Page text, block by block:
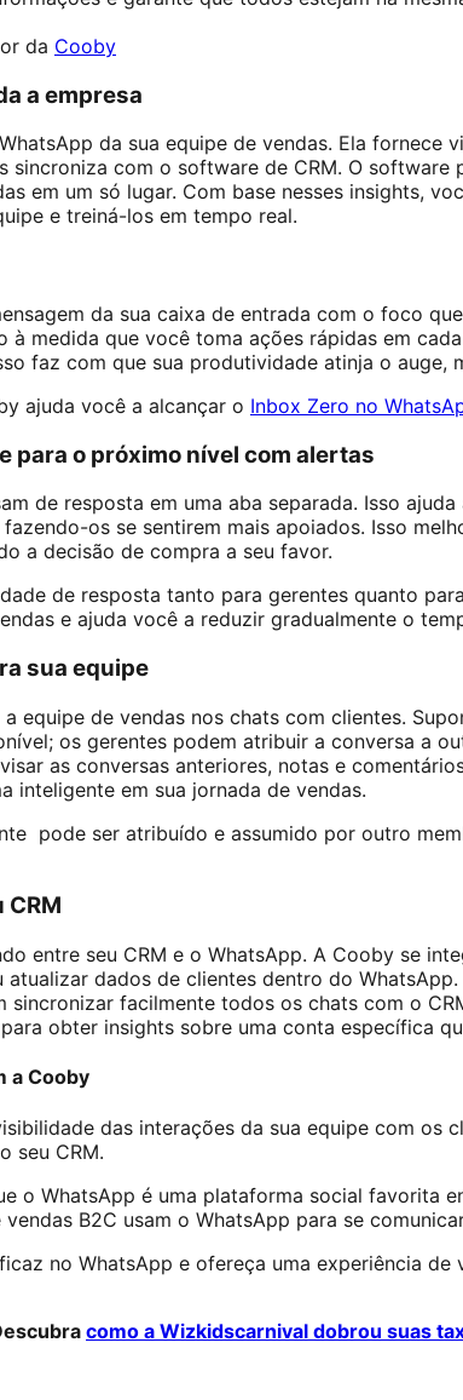
da Cooby
a empresa
da sua equipe de vendas. Ela fornece
sincroniza com o software de CRM. O software
em um só lugar. Com base nesses insights,
e treiná-los em tempo real.
da sua caixa de entrada com o foco
à medida que você toma ações rápidas em
faz com que sua produtividade atinja o auge,
ajuda você a alcançar o Inbox Zero no
para o próximo nível com alertas
de resposta em uma aba separada. Isso
os se sentirem mais apoiados. Isso
a decisão de compra a seu favor.
de resposta tanto para gerentes quanto
e ajuda você a reduzir gradualmente o
sua equipe
equipe de vendas nos chats com clientes.
os gerentes podem atribuir a conversa a
as conversas anteriores, notas e
em sua jornada de vendas.
pode ser atribuído e assumido por outro
CRM
entre seu CRM e o WhatsApp. A Cooby se
atualizar dados de clientes dentro do WhatsApp.
sincronizar facilmente todos os chats com o
obter insights sobre uma conta específica
a Cooby
das interações da sua equipe com os
seu CRM.
o WhatsApp é uma plataforma social favorita
B2C usam o WhatsApp para se
no WhatsApp e ofereça uma experiência de
como a Wizkidscarnival dobrou suas